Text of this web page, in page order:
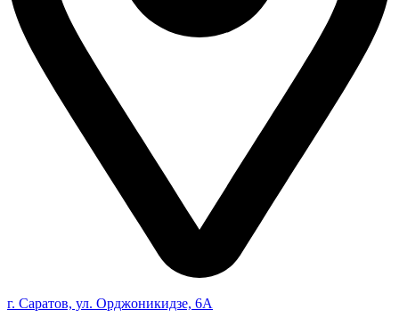
г. Саратов, ул. Орджоникидзе, 6А